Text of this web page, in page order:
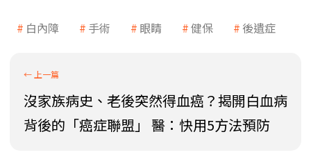
白內障 手術 眼睛 健保 後遺症
沒家族病史、老後突然得血癌？揭開白血病
背後的「癌症聯盟」 醫：快用5方法預防